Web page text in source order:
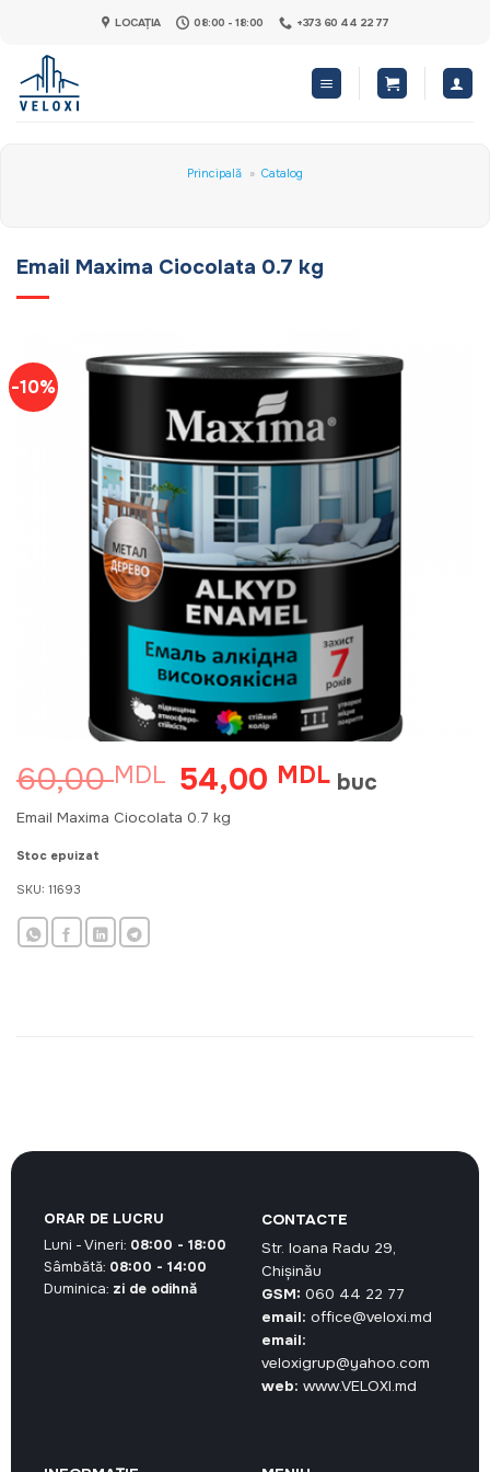
content
LOCAȚIA 08:00 - 18:00 +373 60 44 22 77
Principală » Catalog
Email Maxima Ciocolata 0.7 kg
-10%
60,00MDL Prețul
inițial
a
54,00 MDLPrețul
curent
buc
Email Maxima Ciocolata 0.7 kg
Stoc epuizat
SKU: 11693
CONTACTE
Str. Ioana Radu 29,
Chișinău
GSM: 060 44 22 77
email: office@veloxi.md
email:
veloxigrup@yahoo.com
web: www.VELOXI.md
ORAR DE LUCRU
Luni - Vineri: 08:00 - 18:00
Sâmbătă: 08:00 - 14:00
Duminica: zi de odihnă